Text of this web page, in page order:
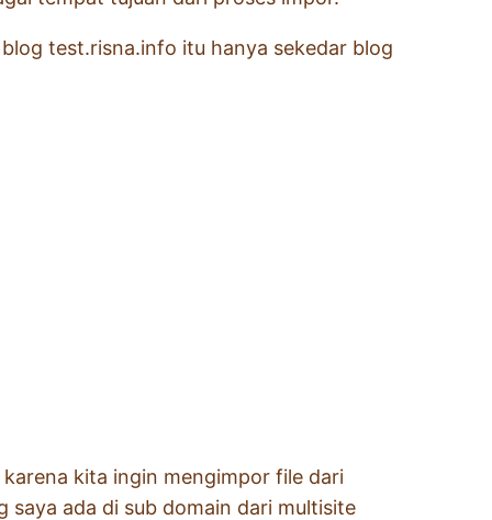
test.risna.info itu hanya sekedar blog
kita ingin mengimpor file dari
ada di sub domain dari multisite